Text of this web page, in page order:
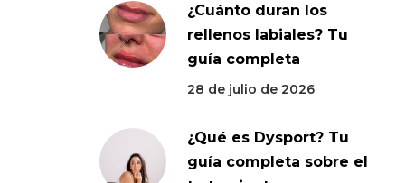
¿Cuánto duran los
rellenos labiales? Tu
guía completa
28 de julio de 2026
¿Qué es Dysport? Tu
guía completa sobre el